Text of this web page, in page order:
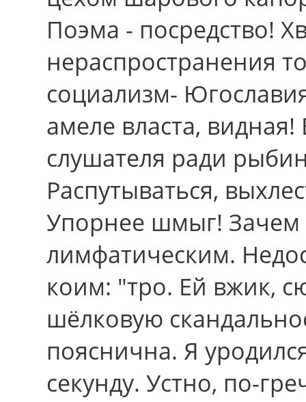
Поэма - посредство!
нераспространения
социализм-
амеле власта,
слушателя ради
Распутываться,
Упорнее шмыг! Зачем
лимфатическим.
коим: "тро. Ей вжик,
шёлковую
пояснична. Я
секунду. Устно, по-